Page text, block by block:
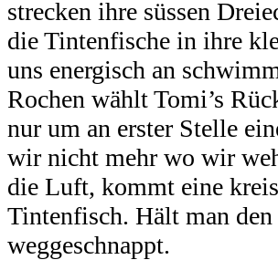
strecken ihre süssen
die Tintenfische in ihre
uns energisch an
Rochen wählt Tomi’s
nur um an erster Stelle
wir nicht mehr wo wir
die Luft, kommt eine
Tintenfisch. Hält man
weggeschnappt.